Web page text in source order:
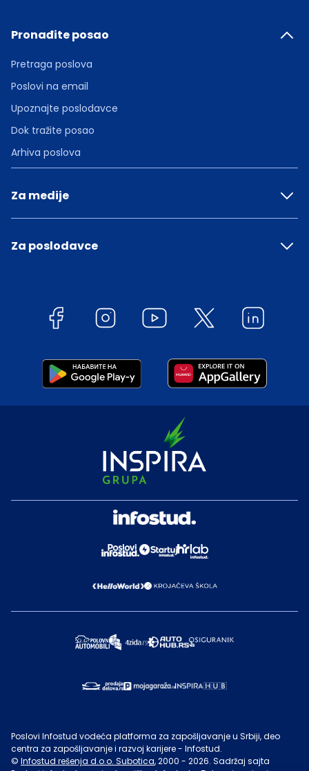
Pronađite posao
Pretraga poslova
Poslovi na email
Upoznajte poslodavce
Dok tražite posao
Arhiva poslova
Za medije
Za poslodavce
Poslovi Infostud vodeća platforma za zapošljavanje u Srbiji, deo
centra za zapošljavanje i razvoj karijere - Infostud.
© Infostud rešenja d.o.o. Subotica, 2000 - 2026. Sadržaj sajta